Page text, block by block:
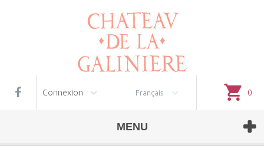
Français 0
Connexion
MENU